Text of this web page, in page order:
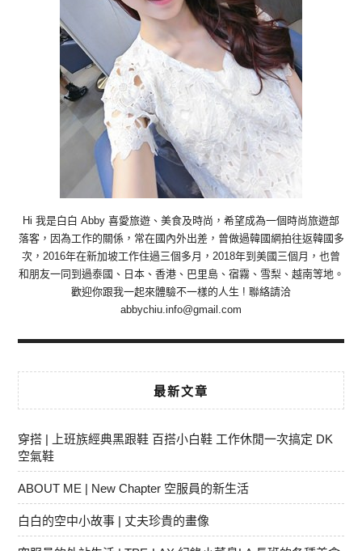
Hi 我是白白 Abby 喜愛旅遊、美食及時尚，希望成為一個時尚旅遊部
落客，因為工作的關係，常在國內外出差，曾做過韓國網拍往返韓國多
次，2016年在新加坡工作住過三個多月，2018年到美國三個月，也曾
和朋友一同到過泰國、日本、香港、巴里島、宿霧、雪梨、越南等地。
歡迎你跟我一起來體驗不一樣的人生 ! 聯絡請洽
abbychiu.info@gmail.com
最新文章
穿搭 | 上班族經典黑跟鞋 百搭小白鞋 工作休閒一次搞定 DK
空氣鞋
ABOUT ME | New Chapter 空服員的新生活
白白的空中小故事 | 丈夫珍貴的畫像